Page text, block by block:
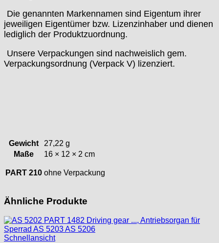
genannten Markennamen sind Eigentum ihrer
jeweiligen Eigentümer bzw. Lizenzinhaber und dienen
lediglich der Produktzuordnung.
Verpackungen sind nachweislich gem.
Verpackungsordnung (Verpack V) lizenziert.
Gewicht
27,22 g
Maße
16 × 12 × 2 cm
PART 210 ohne Verpackung
Ähnliche Produkte
Schnellansicht